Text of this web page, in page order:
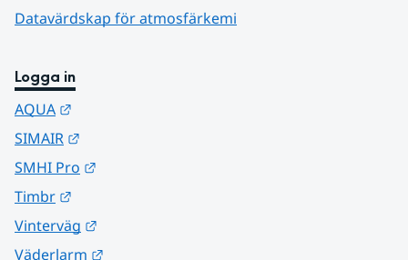
Datavärdskap för atmosfärkemi
Logga in
AQUA
SIMAIR
SMHI Pro
Timbr
Vinterväg
Väderlarm